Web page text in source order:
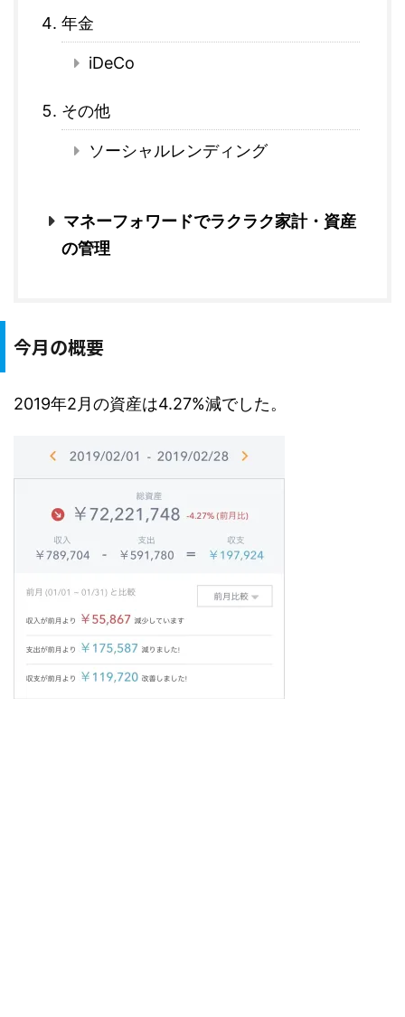
年金
iDeCo
その他
ソーシャルレンディング
マネーフォワードでラクラク家計・資産
の管理
今月の概要
2019年2月の資産は4.27%減でした。